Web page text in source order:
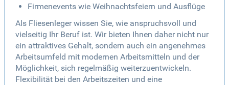
Firmenevents wie Weihnachtsfeiern und Ausflüge
Als Fliesenleger wissen Sie, wie anspruchsvoll und
vielseitig Ihr Beruf ist. Wir bieten Ihnen daher nicht nur
ein attraktives Gehalt, sondern auch ein angenehmes
Arbeitsumfeld mit modernen Arbeitsmitteln und der
Möglichkeit, sich regelmäßig weiterzuentwickeln.
Flexibilität bei den Arbeitszeiten und eine